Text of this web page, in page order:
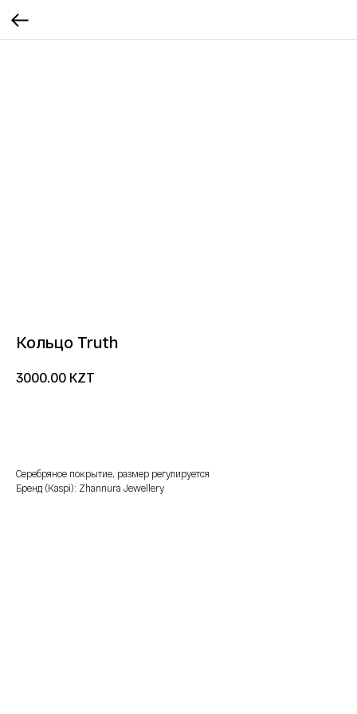
Кольцо Truth
3000.00 KZT
Серебряное покрытие, размер регулируется
Бренд (Kaspi): Zhannura Jewellery